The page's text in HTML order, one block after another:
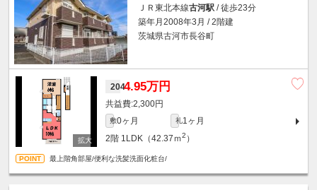
ＪＲ東北本線古河駅 / 徒歩23分
築年月2008年3月 / 2階建
茨城県古河市長谷町
2044.95万円
2,300円
敷0ヶ月 礼1ヶ月
2階 1LDK（42.37ｍ2 ）
最上階角部屋/便利な洗髪洗面化粧台/